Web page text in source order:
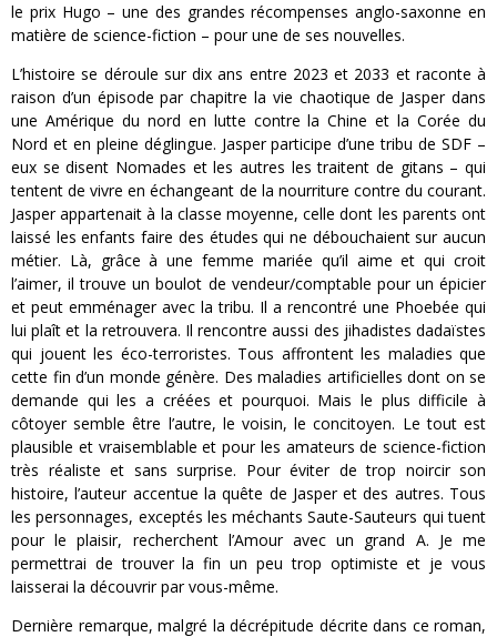
le prix Hugo – une des grandes récompenses anglo-saxonne en
matière de science-fiction – pour une de ses nouvelles.
L’histoire se déroule sur dix ans entre 2023 et 2033 et raconte à
raison d’un épisode par chapitre la vie chaotique de Jasper dans
une Amérique du nord en lutte contre la Chine et la Corée du
Nord et en pleine déglingue. Jasper participe d’une tribu de SDF –
eux se disent Nomades et les autres les traitent de gitans – qui
tentent de vivre en échangeant de la nourriture contre du courant.
Jasper appartenait à la classe moyenne, celle dont les parents ont
laissé les enfants faire des études qui ne débouchaient sur aucun
métier. Là, grâce à une femme mariée qu’il aime et qui croit
l’aimer, il trouve un boulot de vendeur/comptable pour un épicier
et peut emménager avec la tribu. Il a rencontré une Phoebée qui
lui plaît et la retrouvera. Il rencontre aussi des jihadistes dadaïstes
qui jouent les éco-terroristes. Tous affrontent les maladies que
cette fin d’un monde génère. Des maladies artificielles dont on se
demande qui les a créées et pourquoi. Mais le plus difficile à
côtoyer semble être l’autre, le voisin, le concitoyen. Le tout est
plausible et vraisemblable et pour les amateurs de science-fiction
très réaliste et sans surprise. Pour éviter de trop noircir son
histoire, l’auteur accentue la quête de Jasper et des autres. Tous
les personnages, exceptés les méchants Saute-Sauteurs qui tuent
pour le plaisir, recherchent l’Amour avec un grand A. Je me
permettrai de trouver la fin un peu trop optimiste et je vous
laisserai la découvrir par vous-même.
Dernière remarque, malgré la décrépitude décrite dans ce roman,